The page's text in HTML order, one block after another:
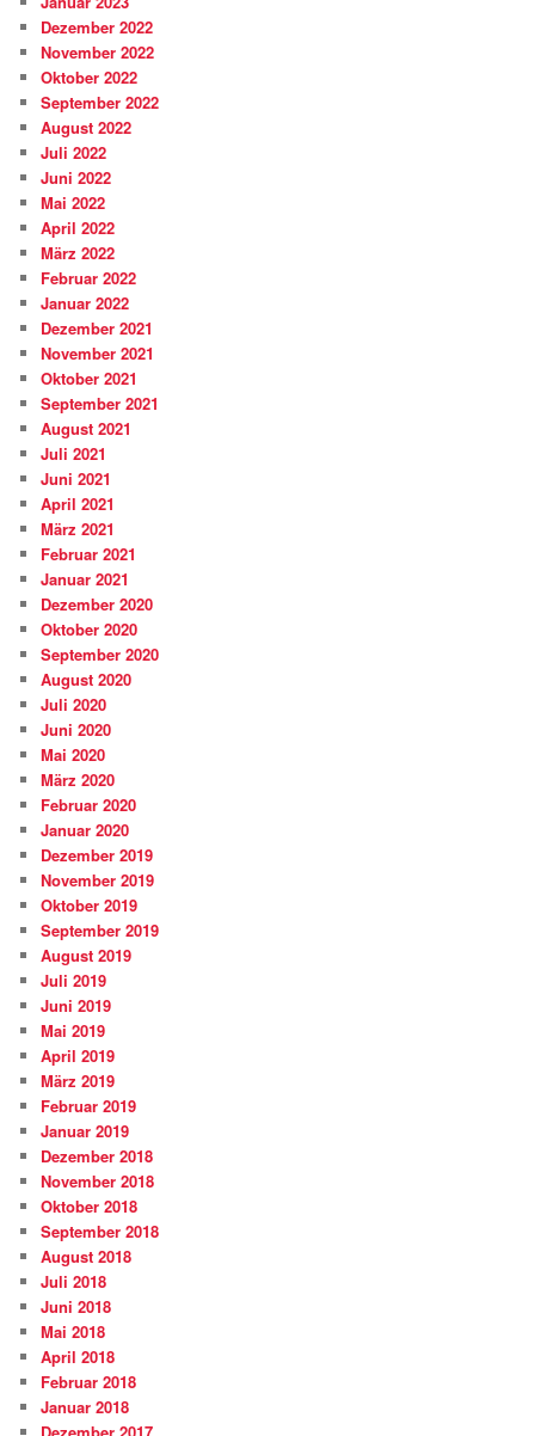
Dezember 2022
November 2022
Oktober 2022
September 2022
August 2022
Juli 2022
Juni 2022
Mai 2022
April 2022
März 2022
Februar 2022
Januar 2022
Dezember 2021
November 2021
Oktober 2021
September 2021
August 2021
Juli 2021
Juni 2021
April 2021
März 2021
Februar 2021
Januar 2021
Dezember 2020
Oktober 2020
September 2020
August 2020
Juli 2020
Juni 2020
Mai 2020
März 2020
Februar 2020
Januar 2020
Dezember 2019
November 2019
Oktober 2019
September 2019
August 2019
Juli 2019
Juni 2019
Mai 2019
April 2019
März 2019
Februar 2019
Januar 2019
Dezember 2018
November 2018
Oktober 2018
September 2018
August 2018
Juli 2018
Juni 2018
Mai 2018
April 2018
Februar 2018
Januar 2018